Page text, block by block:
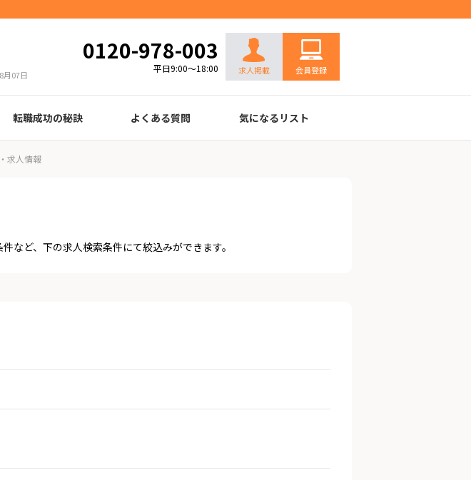
月07日
0120-978-003
平日9:00～18:00 求人掲載 会員登録
転職成功の秘訣
履歴書の書き方
職務経歴書の書き方
面接の心得
面接のコツ
転職の際に知っておきたいこと
年齢早見表
給与
よくある質問 気になるリスト
求人情報
など、下の求人検索条件にて絞込みができます。